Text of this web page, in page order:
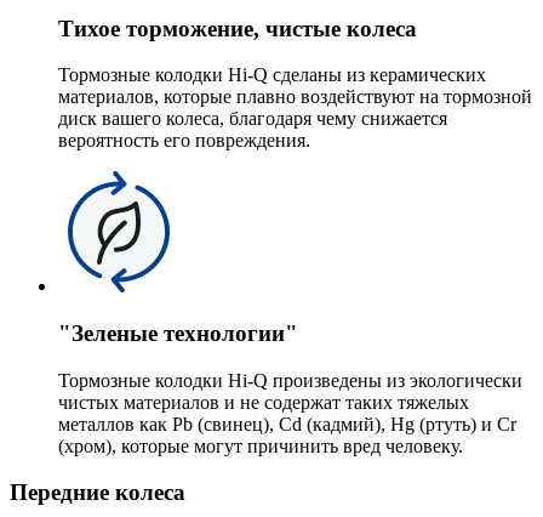
Тихое торможение, чистые колеса
Тормозные колодки Hi-Q сделаны из керамических
материалов, которые плавно воздействуют на тормозной
диск вашего колеса, благодаря чему снижается
вероятность его повреждения.
"Зеленые технологии"
Тормозные колодки Hi-Q произведены из экологически
чистых материалов и не содержат таких тяжелых
металлов как Pb (свинец), Cd (кадмий), Hg (ртуть) и Cr
(хром), которые могут причинить вред человеку.
Передние колеса